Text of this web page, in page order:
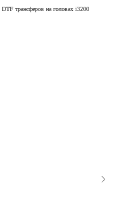
трансферов на головах i3200